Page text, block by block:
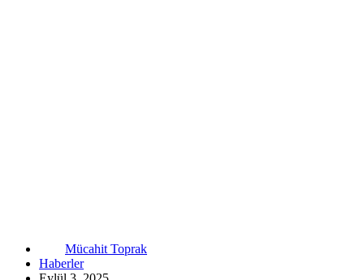
Mücahit Toprak
Haberler